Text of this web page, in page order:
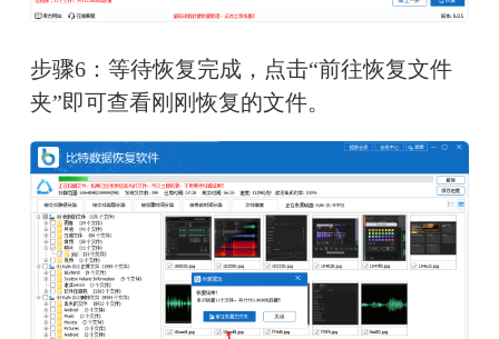
步骤6：等待恢复完成，点击“前往恢复文件
夹”即可查看刚刚恢复的文件。